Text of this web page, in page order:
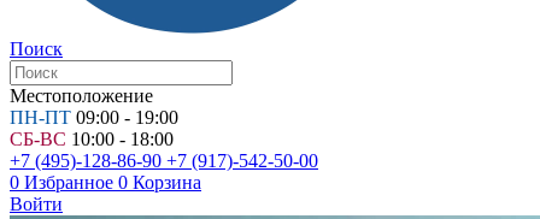
Поиск
Местоположение
ПН-ПТ 09:00 - 19:00
СБ-ВС 10:00 - 18:00
+7 (495)-128-86-90 +7 (917)-542-50-00
0 Избранное 0 Корзина
Войти